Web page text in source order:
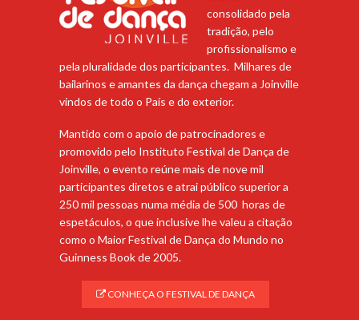
consolidado pela
tradição, pelo
profissionalismo e
pela pluralidade dos participantes. Milhares de
bailarinos e amantes da dança chegam a Joinville
vindos de todo o País e do exterior.
Mantido com o apoio de patrocinadores e
promovido pelo Instituto Festival de Dança de
Joinville, o evento reúne mais de nove mil
participantes diretos e atrai público superior a
250 mil pessoas numa média de 500 horas de
espetáculos, o que inclusive lhe valeu a citação
como o Maior Festival de Dança do Mundo no
Guinness Book de 2005.
CONHEÇA O FESTIVAL DE DANÇA